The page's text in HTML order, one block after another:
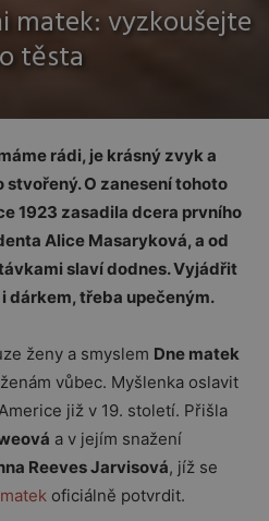
matek: vyzkoušejte
těsta
rádi, je krásný zvyk a
stvořený. O zanesení tohoto
1923 zasadila dcera prvního
Alice Masaryková, a od
slaví dodnes. Vyjádřit
dárkem, třeba upečeným.
ženy a smyslem Dne matek
vůbec. Myšlenka oslavit
již v 19. století. Přišla
a v jejím snažení
Reeves Jarvisová, jíž se
oficiálně potvrdit.